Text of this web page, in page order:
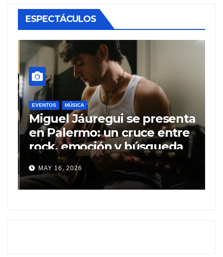
ESPECTÁCULOS
EVENTOS MÚSICA
Miguel Jáuregui se presenta
en Palermo: un cruce entre
rock, emoción y búsqueda
personal
MAY 16, 2026